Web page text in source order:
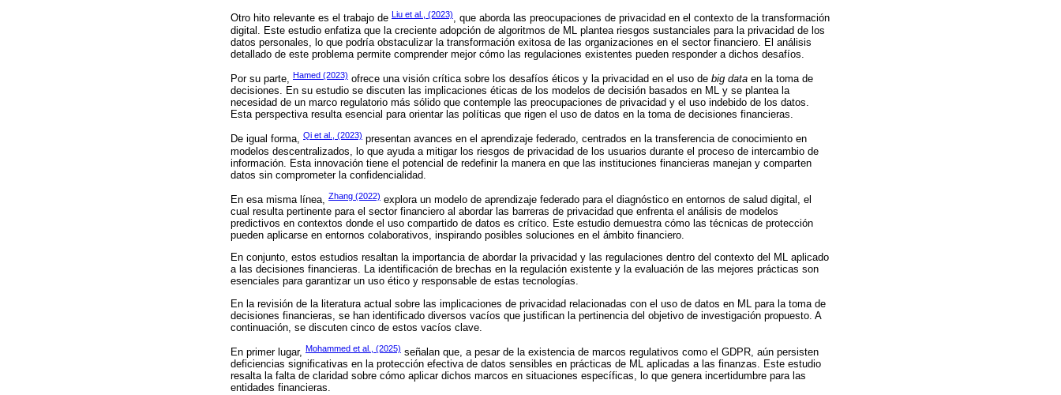
Otro hito relevante es el trabajo de Liu et al., (2023), que aborda las preocupaciones de privacidad en el contexto de la transformación
digital. Este estudio enfatiza que la creciente adopción de algoritmos de ML plantea riesgos sustanciales para la privacidad de los
datos personales, lo que podría obstaculizar la transformación exitosa de las organizaciones en el sector financiero. El análisis
detallado de este problema permite comprender mejor cómo las regulaciones existentes pueden responder a dichos desafíos.
Por su parte, Hamed (2023) ofrece una visión crítica sobre los desafíos éticos y la privacidad en el uso de big data en la toma de
decisiones. En su estudio se discuten las implicaciones éticas de los modelos de decisión basados en ML y se plantea la
necesidad de un marco regulatorio más sólido que contemple las preocupaciones de privacidad y el uso indebido de los datos.
Esta perspectiva resulta esencial para orientar las políticas que rigen el uso de datos en la toma de decisiones financieras.
De igual forma, Qi et al., (2023) presentan avances en el aprendizaje federado, centrados en la transferencia de conocimiento en
modelos descentralizados, lo que ayuda a mitigar los riesgos de privacidad de los usuarios durante el proceso de intercambio de
información. Esta innovación tiene el potencial de redefinir la manera en que las instituciones financieras manejan y comparten
datos sin comprometer la confidencialidad.
En esa misma línea, Zhang (2022) explora un modelo de aprendizaje federado para el diagnóstico en entornos de salud digital, el
cual resulta pertinente para el sector financiero al abordar las barreras de privacidad que enfrenta el análisis de modelos
predictivos en contextos donde el uso compartido de datos es crítico. Este estudio demuestra cómo las técnicas de protección
pueden aplicarse en entornos colaborativos, inspirando posibles soluciones en el ámbito financiero.
En conjunto, estos estudios resaltan la importancia de abordar la privacidad y las regulaciones dentro del contexto del ML aplicado
a las decisiones financieras. La identificación de brechas en la regulación existente y la evaluación de las mejores prácticas son
esenciales para garantizar un uso ético y responsable de estas tecnologías.
En la revisión de la literatura actual sobre las implicaciones de privacidad relacionadas con el uso de datos en ML para la toma de
decisiones financieras, se han identificado diversos vacíos que justifican la pertinencia del objetivo de investigación propuesto. A
continuación, se discuten cinco de estos vacíos clave.
En primer lugar, Mohammed et al., (2025) señalan que, a pesar de la existencia de marcos regulativos como el GDPR, aún persisten
deficiencias significativas en la protección efectiva de datos sensibles en prácticas de ML aplicadas a las finanzas. Este estudio
resalta la falta de claridad sobre cómo aplicar dichos marcos en situaciones específicas, lo que genera incertidumbre para las
entidades financieras.